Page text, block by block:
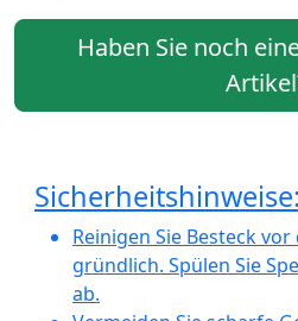
Haben Sie noch
Sicherheitshinweise:
Reinigen Sie Besteck
gründlich. Spülen Sie
ab.